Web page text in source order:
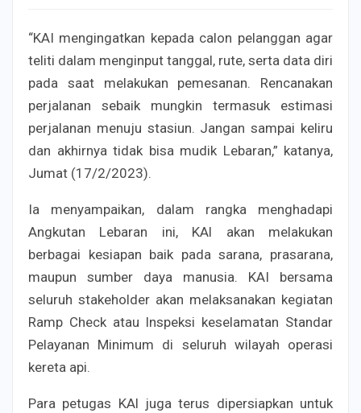
“KAI mengingatkan kepada calon pelanggan agar
teliti dalam menginput tanggal, rute, serta data diri
pada saat melakukan pemesanan. Rencanakan
perjalanan sebaik mungkin termasuk estimasi
perjalanan menuju stasiun. Jangan sampai keliru
dan akhirnya tidak bisa mudik Lebaran,” katanya,
Jumat (17/2/2023).
Ia menyampaikan, dalam rangka menghadapi
Angkutan Lebaran ini, KAl akan melakukan
berbagai kesiapan baik pada sarana, prasarana,
maupun sumber daya manusia. KAI bersama
seluruh stakeholder akan melaksanakan kegiatan
Ramp Check atau Inspeksi keselamatan Standar
Pelayanan Minimum di seluruh wilayah operasi
kereta api.
Para petugas KAl juga terus dipersiapkan untuk